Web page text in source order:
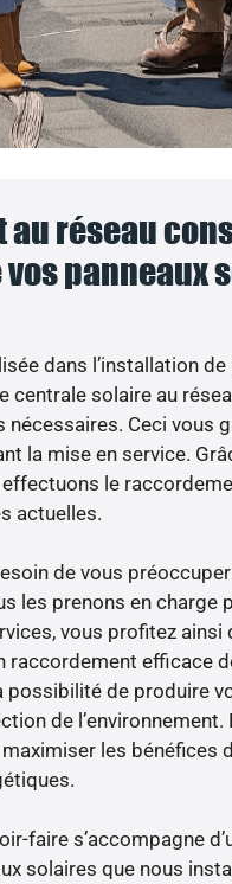
au réseau
panneaux
dans l’installation
centrale solaire au
Ceci vous
la mise en service.
le
actuelles.
de vous
les prenons en charge
vous profitez ainsi
raccordement efficace
possibilité de produire
de l’environnement.
les bénéfices
faire s’accompagne
solaires que nous